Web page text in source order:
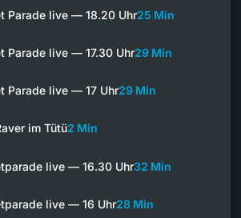
Parade live — 18.20 Uhr25 Min
Parade live — 17.30 Uhr29 Min
Parade live — 17 Uhr29 Min
im Tütü2 Min
live — 16.30 Uhr32 Min
live — 16 Uhr28 Min